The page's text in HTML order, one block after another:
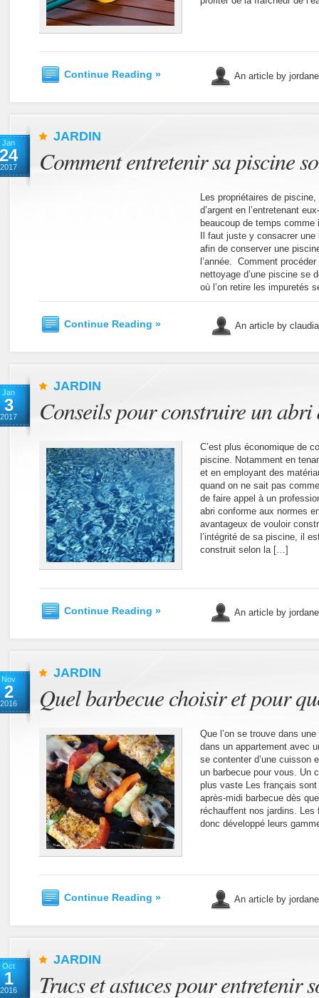
Continue Reading » An article by
Jan
24
2017
JARDIN
Comment entretenir sa piscine
Les propriétaires de
d’argent en l’entretenant
beaucoup de temps
Il faut juste y consacrer
afin de conserver une
l’année. Comment
nettoyage d’une piscine se
où l’on retire les impuretés
Continue Reading » An article by
Jan
3
2017
JARDIN
Conseils pour construire un abri
C’est plus économique de
piscine. Notamment en
et en employant des
quand on ne sait pas
de faire appel à un
abri conforme aux normes
avantageux de vouloir
l’intégrité de sa piscine, il
construit selon la […]
Continue Reading » An article by
Nov
2
2016
JARDIN
Quel barbecue choisir et pour
Que l’on se trouve dans
dans un appartement avec
se contenter d’une cuisson
un barbecue pour vous. Un
plus vaste Les français
après-midi barbecue dès
réchauffent nos jardins. Les
donc développé leurs
Continue Reading » An article by
Oct
1
2016
JARDIN
Trucs et astuces pour entretenir